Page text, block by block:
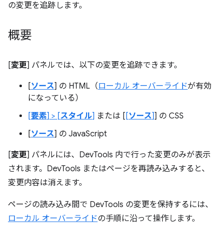
の変更を追跡します。
概要
[変更] パネルでは、以下の変更を追跡できます。
[ソース] の HTML（ローカル オーバーライドが有効
になっている）
[要素] > [スタイル] または [ [ソース]] の CSS
[ソース] の JavaScript
[変更] パネルには、DevTools 内で行った変更のみが表示
されます。DevTools またはページを再読み込みすると、
変更内容は消えます。
ページの読み込み間で DevTools の変更を保持するには、
ローカル オーバーライドの手順に沿って操作します。